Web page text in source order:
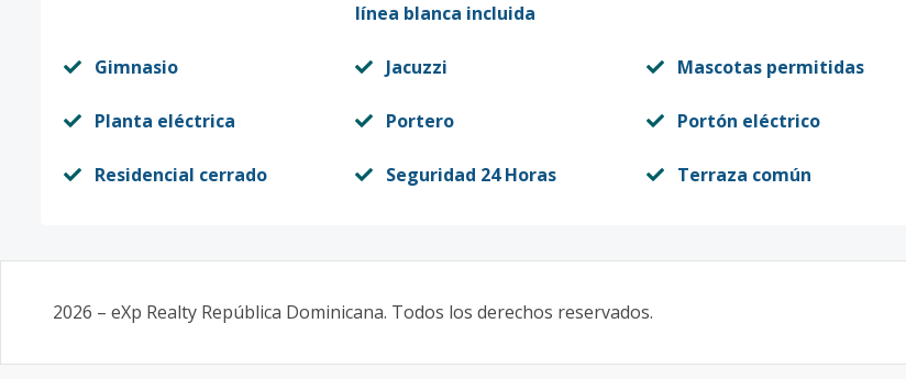
línea blanca incluida
Gimnasio Jacuzzi Mascotas permitidas
Planta eléctrica Portero Portón eléctrico
Residencial cerrado Seguridad 24 Horas Terraza común
2026 – eXp Realty República Dominicana. Todos los derechos reservados.